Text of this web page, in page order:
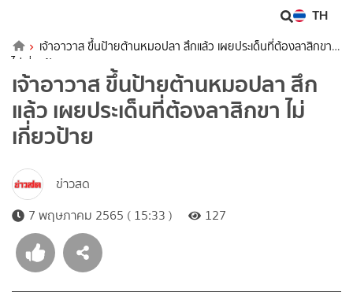
TH
เจ้าอาวาส ขึ้นป้ายต้านหมอปลา สึกแล้ว เผยประเด็นที่ต้องลาสิกขา
ไม่เกี่ยวป้าย
เจ้าอาวาส ขึ้นป้ายต้านหมอปลา สึก
แล้ว เผยประเด็นที่ต้องลาสิกขา ไม่
เกี่ยวป้าย
ข่าวสด
7 พฤษภาคม 2565 ( 15:33 )
127